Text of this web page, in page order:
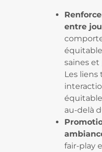
entre
saines
Les liens
au-delà
fair-play